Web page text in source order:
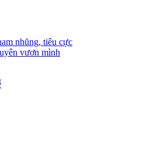
nhũng, tiêu cực
vươn mình